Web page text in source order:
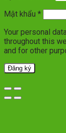
Mật khẩu *
Your personal
throughout this
and for other